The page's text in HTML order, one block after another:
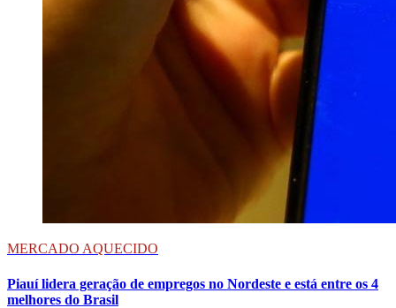
MERCADO AQUECIDO
Piauí lidera geração de empregos no Nordeste e está entre os 4
melhores do Brasil